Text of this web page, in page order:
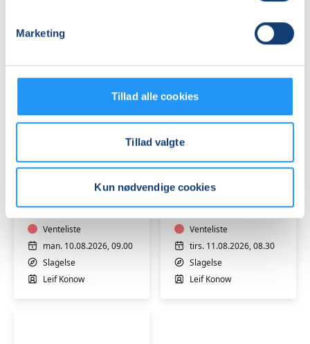
Marketing
Tillad alle cookies
Tillad valgte
Kun nødvendige cookies
Slagelse
Leif Konow
Opfølgningskursus
førstehjælp,
3
timer
-
Professionshøjskolen
Absalon
Venteliste
man. 10.08.2026, 09.00
Slagelse
Leif Konow
Kursus
i
førstehjælp
ved
hjertestop,
4
timer
-
Venteliste
tirs. 11.08.2026, 08.30
Slagelse
Leif Konow